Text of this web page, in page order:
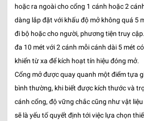
hoặc ra ngoài cho cổng 1 cánh hoặc 2
dàng lắp đặt với khấu độ mở không quá 5
đi bộ hoặc cho người, phương tiện truy
đa 10 mét với 2 cánh mỗi cánh dài 5 mét
khiển từ xa để kích hoạt tín hiệu đóng mở.
Cổng mở được quay quanh một điểm tựa
bình thường, khi biết được kích thước và
cánh cổng, độ vững chắc cũng như vật
sẽ là yếu tố quyết định tới việc lựa chọn